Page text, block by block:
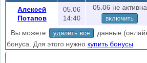
по городу", дождитесь загрузки не
идет загрузка). Если нашелся хотя бы 1
друзьях" в меню "Друзья".
ВК ограничения:~5000 запросов, при
повторной проверки (1-24 часа) или зайдите с
Алексей
Потапов
05.06
14:40
05.06не активна
включить
Вы можете удалить все
данные
бонуса. Для этого нужно купить бонусы